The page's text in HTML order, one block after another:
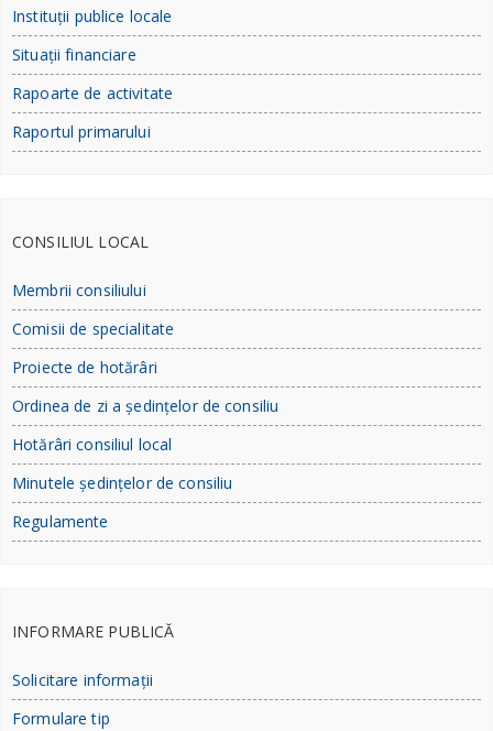
Instituții publice locale
Situații financiare
Rapoarte de activitate
Raportul primarului
CONSILIUL LOCAL
Membrii consiliului
Comisii de specialitate
Proiecte de hotărâri
Ordinea de zi a ședințelor de consiliu
Hotărâri consiliul local
Minutele ședințelor de consiliu
Regulamente
INFORMARE PUBLICĂ
Solicitare informații
Formulare tip